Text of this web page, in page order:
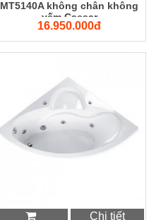
MT5140A không chân không
yếm Caesar
16.950.000đ
Chi tiết